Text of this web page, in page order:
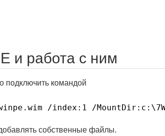
и работа с ним
подключить командой
/index:1 /
собственные файлы.